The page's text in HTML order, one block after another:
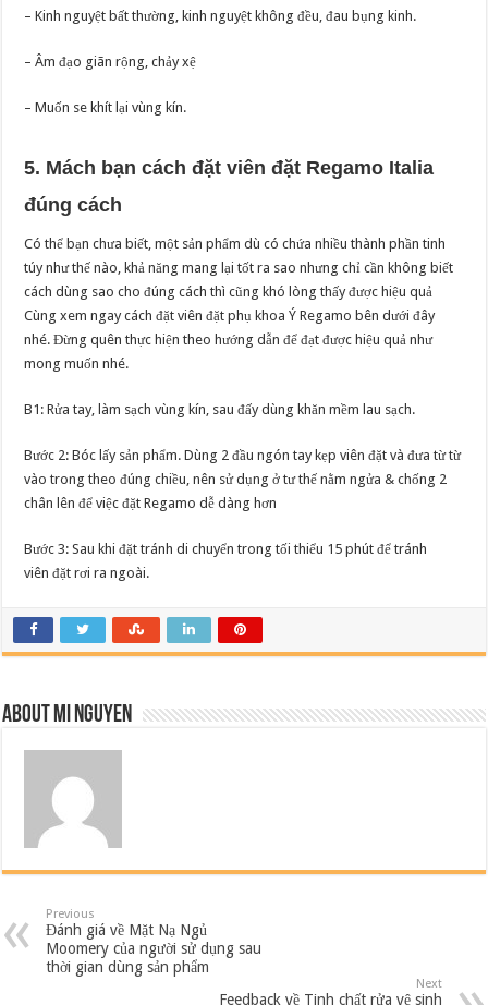
– Kinh nguyệt bất thường, kinh nguyệt không đều, đau bụng kinh.
– Âm đạo giãn rộng, chảy xệ
– Muốn se khít lại vùng kín.
5. Mách bạn cách đặt viên đặt Regamo Italia
đúng cách
Có thể bạn chưa biết, một sản phẩm dù có chứa nhiều thành phần tinh
túy như thế nào, khả năng mang lại tốt ra sao nhưng chỉ cần không biết
cách dùng sao cho đúng cách thì cũng khó lòng thấy được hiệu quả
Cùng xem ngay cách đặt viên đặt phụ khoa Ý Regamo bên dưới đây
nhé. Đừng quên thực hiện theo hướng dẫn để đạt được hiệu quả như
mong muốn nhé.
B1: Rửa tay, làm sạch vùng kín, sau đấy dùng khăn mềm lau sạch.
Bước 2: Bóc lấy sản phẩm. Dùng 2 đầu ngón tay kẹp viên đặt và đưa từ từ
vào trong theo đúng chiều, nên sử dụng ở tư thế nằm ngửa & chống 2
chân lên để việc đặt Regamo dễ dàng hơn
Bước 3: Sau khi đặt tránh di chuyển trong tối thiểu 15 phút để tránh
viên đặt rơi ra ngoài.
About Mi Nguyen
Previous
Đánh giá về Mặt Nạ Ngủ
Moomery của người sử dụng sau
thời gian dùng sản phẩm
Next
Feedback về Tinh chất rửa vệ sinh